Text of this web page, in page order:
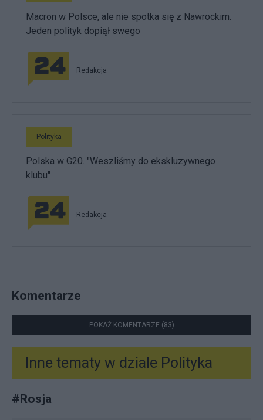
Macron w Polsce, ale nie spotka się z Nawrockim.
Jeden polityk dopiął swego
Redakcja
Polityka
Polska w G20. "Weszliśmy do ekskluzywnego
klubu"
Redakcja
Komentarze
POKAŻ KOMENTARZE (83)
Inne tematy w dziale Polityka
#Rosja